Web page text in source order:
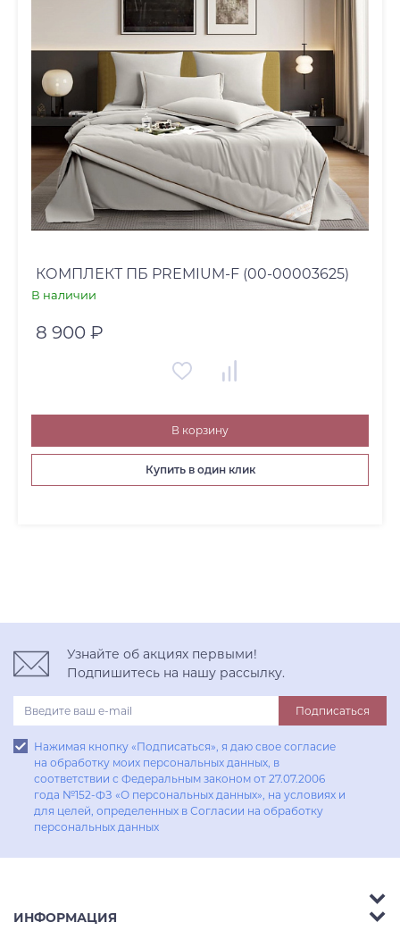
КОМПЛЕКТ ПБ PREMIUM-F (00-00003625)
В наличии
8 900 ₽
В корзину
Купить в один клик
Узнайте об акциях первыми!
Подпишитесь на нашу рассылку.
Подписаться
Нажимая кнопку «Подписаться», я даю свое согласие
на обработку моих персональных данных, в
соответствии с Федеральным законом от 27.07.2006
года №152-ФЗ «О персональных данных», на условиях и
для целей, определенных в Согласии на обработку
персональных данных
Аксессуары
ИНФОРМАЦИЯ